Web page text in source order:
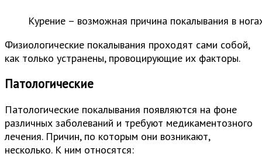
Курение – возможная причина покалывания в
Физиологические покалывания проходят сами собой,
как только устранены, провоцирующие их факторы.
Патологические
Патологические покалывания появляются на фоне
различных заболеваний и требуют медикаментозного
лечения. Причин, по которым они возникают,
несколько. К ним относятся: